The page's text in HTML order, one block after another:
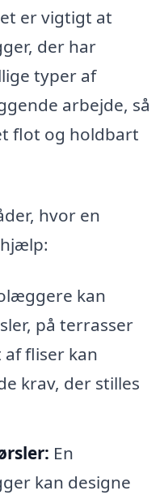
er vigtigt at
der har
typer af
arbejde, så
flot og holdbart
hvor en
kan
på terrasser
af fliser kan
krav, der stilles
En
kan designe